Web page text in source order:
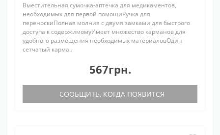
Вместительная сумочка-аптечка для медикаментов,
необходимых для первой помощиРучка для
переноскиПолная молния с двумя замками для быстрого
доступа к содержимомуИмеет множество карманов для
удобного размещения необходимых материаловОдин
сетчатый карма..
567грн.
СООБЩИТЬ, КОГДА ПОЯВИТСЯ